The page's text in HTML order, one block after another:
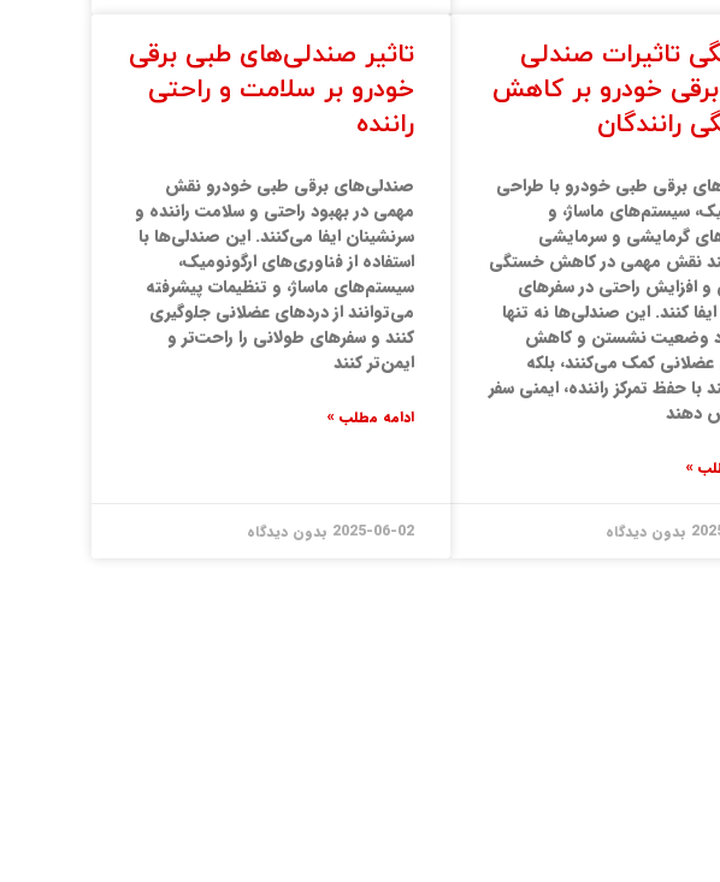
تاثیرات صندلی
خودرو بر کاهش
رانندگان
برقی طبی خودرو با طراحی
سیستم‌های ماساژ، و
گرمایشی و سرمایشی
نقش مهمی در کاهش خستگی
و افزایش راحتی در سفرهای
کنند. این صندلی‌ها نه تنها
وضعیت نشستن و کاهش
کمک می‌کنند، بلکه
با حفظ تمرکز راننده، ایمنی سفر
دهند
»
بدون دیدگاه
تاثیر صندلی‌های طبی برقی
خودرو بر سلامت و راحتی
راننده
صندلی‌های برقی طبی خودرو نقش
مهمی در بهبود راحتی و سلامت راننده و
سرنشینان ایفا می‌کنند. این صندلی‌ها با
استفاده از فناوری‌های ارگونومیک،
سیستم‌های ماساژ، و تنظیمات پیشرفته
می‌توانند از دردهای عضلانی جلوگیری
کنند و سفرهای طولانی را راحت‌تر و
ایمن‌تر کنند
ادامه مطلب »
2025-06-02 بدون دیدگاه